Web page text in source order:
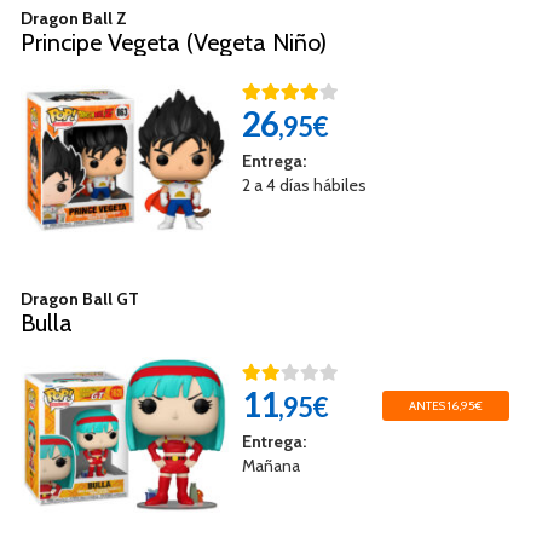
Dragon Ball Z
Principe Vegeta (Vegeta Niño)
26,95€
Entrega:
2 a 4 días hábiles
Dragon Ball GT
Bulla
11,95€ ANTES 16,95€
Entrega:
Mañana